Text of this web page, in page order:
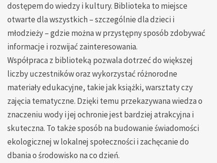
dostępem do wiedzy i kultury. Biblioteka to miejsce
otwarte dla wszystkich – szczególnie dla dzieci i
młodzieży – gdzie można w przystępny sposób zdobywać
informacje i rozwijać zainteresowania.
Współpraca z biblioteką pozwala dotrzeć do większej
liczby uczestników oraz wykorzystać różnorodne
materiały edukacyjne, takie jak książki, warsztaty czy
zajęcia tematyczne. Dzięki temu przekazywana wiedza o
znaczeniu wody i jej ochronie jest bardziej atrakcyjna i
skuteczna. To także sposób na budowanie świadomości
ekologicznej w lokalnej społeczności i zachęcanie do
dbania o środowisko na co dzień.